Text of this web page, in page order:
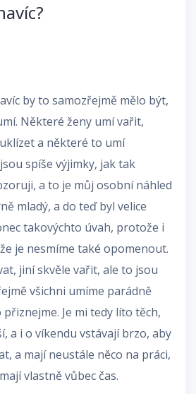
by to samozřejmě mělo být,
Některé ženy umí vařit,
a některé to umí
spíše výjimky, jak tak
a to je můj osobní náhled
mladý, a do teď byl velice
takovýchto úvah, protože i
je nesmíme také opomenout.
jiní skvěle vařit, ale to jsou
všichni umíme parádně
Je mi tedy líto těch,
a i o víkendu vstávají brzo, aby
a mají neustále něco na práci,
vlastně vůbec čas.